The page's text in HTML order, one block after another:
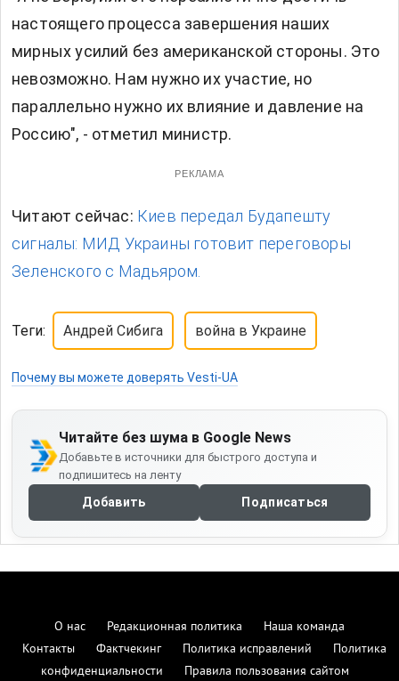
настоящего процесса завершения наших
мирных усилий без американской стороны. Это
невозможно. Нам нужно их участие, но
параллельно нужно их влияние и давление на
Россию", - отметил министр.
РЕКЛАМА
Читают сейчас: Киев передал Будапешту
сигналы: МИД Украины готовит переговоры
Зеленского с Мадьяром.
Теги: Андрей Сибига война в Украине
Почему вы можете доверять Vesti-UA
Читайте без шума в Google News
Добавьте в источники для быстрого доступа и
подпишитесь на ленту
Добавить Подписаться
О нас Редакционная политика
Наша команда
Контакты
Фактчекинг Политика исправлений
Политика
конфиденциальности
Правила пользования сайтом